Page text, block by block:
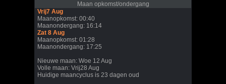
Maan opkomst/ondergang
Vrij7 Aug
Maanopkomst: 00:40
Maanondergang: 16:14
Zat 8 Aug
Maanopkomst: 01:28
Maanondergang: 17:25
Nieuwe maan: Woe 12 Aug
Volle maan: Vrij28 Aug
Huidige maancyclus is 23 dagen oud